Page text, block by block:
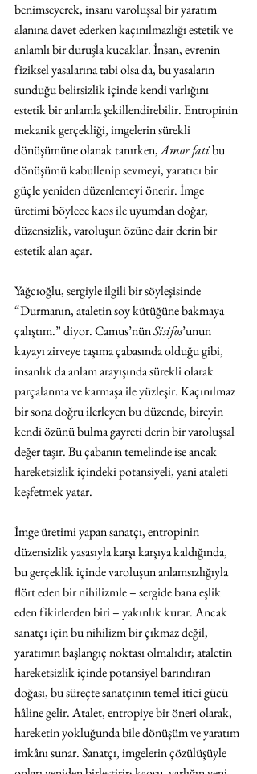
benimseyerek, insanı varoluşsal bir yaratım
alanına davet ederken kaçınılmazlığı estetik ve
anlamlı bir duruşla kucaklar. İnsan, evrenin
fiziksel yasalarına tabi olsa da, bu yasaların
sunduğu belirsizlik içinde kendi varlığını
estetik bir anlamla şekillendirebilir. Entropinin
mekanik gerçekliği, imgelerin sürekli
dönüşümüne olanak tanırken, Amor fati bu
dönüşümü kabullenip sevmeyi, yaratıcı bir
güçle yeniden düzenlemeyi önerir. İmge
üretimi böylece kaos ile uyumdan doğar;
düzensizlik, varoluşun özüne dair derin bir
estetik alan açar.
Yağcıoğlu, sergiyle ilgili bir söyleşisinde
“Durmanın, ataletin soy kütüğüne bakmaya
çalıştım.” diyor. Camus’nün Sisifos’unun
kayayı zirveye taşıma çabasında olduğu gibi,
insanlık da anlam arayışında sürekli olarak
parçalanma ve karmaşa ile yüzleşir. Kaçınılmaz
bir sona doğru ilerleyen bu düzende, bireyin
kendi özünü bulma gayreti derin bir varoluşsal
değer taşır. Bu çabanın temelinde ise ancak
hareketsizlik içindeki potansiyeli, yani ataleti
keşfetmek yatar.
İmge üretimi yapan sanatçı, entropinin
düzensizlik yasasıyla karşı karşıya kaldığında,
bu gerçeklik içinde varoluşun anlamsızlığıyla
flört eden bir nihilizmle – sergide bana eşlik
eden fikirlerdenbiri – yakınlık kurar. Ancak
sanatçı için bu nihilizm bir çıkmaz değil,
yaratımın başlangıç noktası olmalıdır; ataletin
hareketsizlik içinde potansiyel barındıran
doğası, bu süreçte sanatçının temel itici gücü
hâline gelir. Atalet, entropiye bir öneri olarak,
hareketin yokluğunda bile dönüşüm ve yaratım
imkânı sunar. Sanatçı, imgelerin çözülüşüyle